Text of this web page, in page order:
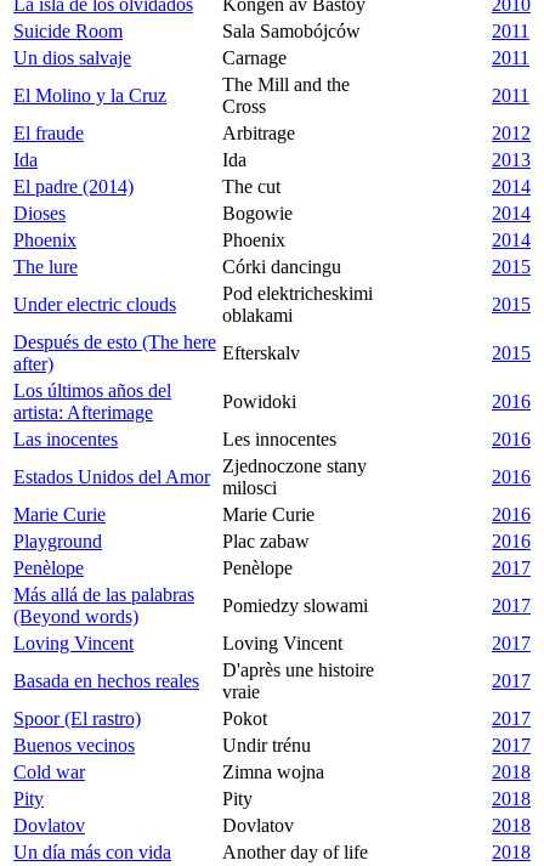
Suicide Room
Sala Samobójców
2011
Un dios salvaje
Carnage
2011
El Molino y la Cruz
The Mill and the
Cross
2011
El fraude
Arbitrage
2012
Ida
Ida
2013
El padre (2014)
The cut
2014
Dioses
Bogowie
2014
Phoenix
Phoenix
2014
The lure
Córki dancingu
2015
Under electric clouds
Pod elektricheskimi
oblakami
2015
Después de esto (The here
after)
Efterskalv
2015
Los últimos años del
artista: Afterimage
Powidoki
2016
Las inocentes
Les innocentes
2016
Estados Unidos del Amor
Zjednoczone stany
milosci
2016
Marie Curie
Marie Curie
2016
Playground
Plac zabaw
2016
Penèlope
Penèlope
2017
Más allá de las palabras
(Beyond words)
Pomiedzy slowami
2017
Loving Vincent
Loving Vincent
2017
Basada en hechos reales
D'après une histoire
vraie
2017
Spoor (El rastro)
Pokot
2017
Buenos vecinos
Undir trénu
2017
Cold war
Zimna wojna
2018
Pity
Pity
2018
Dovlatov
Dovlatov
2018
Un día más con vida
Another day of life
2018